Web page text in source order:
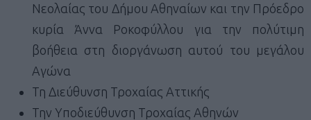
Νεολαίας του Δήμου Αθηναίων και την Πρόεδρο
κυρία Άννα Ροκοφύλλου για την πολύτιμη
βοήθεια στη διοργάνωση αυτού του μεγάλου
Αγώνα
Τη Διεύθυνση Τροχαίας Αττικής
Την Υποδιεύθυνση Τροχαίας Αθηνών